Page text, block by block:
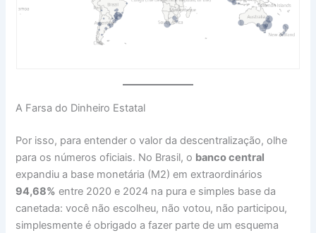
A Farsa do Dinheiro Estatal
Por isso, para entender o valor da descentralização, olhe
para os números oficiais. No Brasil, o banco central
expandiu a base monetária (M2) em extraordinários
94,68% entre 2020 e 2024 na pura e simples base da
canetada: você não escolheu, não votou, não participou,
simplesmente é obrigado a fazer parte de um esquema